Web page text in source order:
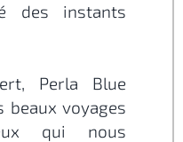
des instants
Perla Blue
beaux voyages
qui nous